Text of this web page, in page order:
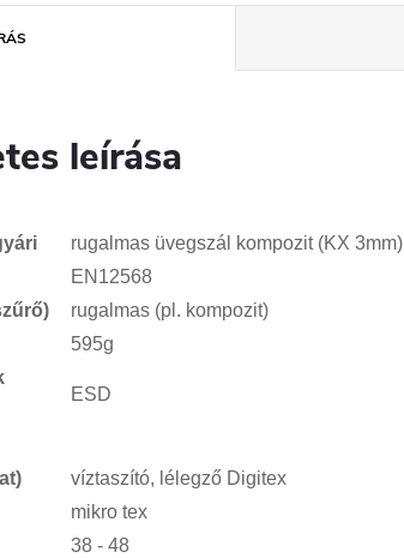
leírása
rugalmas üvegszál kompozit (KX 3mm)
EN12568
rugalmas (pl. kompozit)
595g
ESD
víztaszító, lélegző Digitex
mikro tex
38 - 48